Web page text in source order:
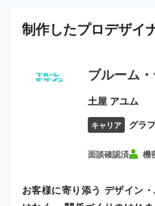
制作したプロデザイ
ブルーム
土屋 アユム
キャリア グラ
面談確認済 機
お客様に寄り添う デザイン